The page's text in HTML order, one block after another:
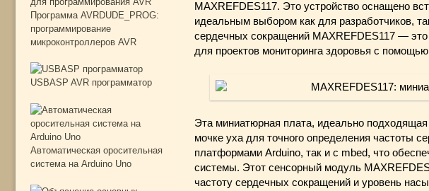
Программа AVRDUDE_PROG:
программирование
микроконтроллеров AVR
USBASP AVR программатор
Автоматическая оросительная
система на Arduino Uno
MAXREFDES117. Это устройство оснащено
идеальным выбором как для разработчиков,
сердечных сокращений MAXREFDES117 —
для проектов мониторинга здоровья с
Эта миниатюрная плата, идеально
мочке уха для точного определения частоты
платформами Arduino, так и с mbed, что
системы. Этот сенсорный модуль
частоту сердечных сокращений и уровень